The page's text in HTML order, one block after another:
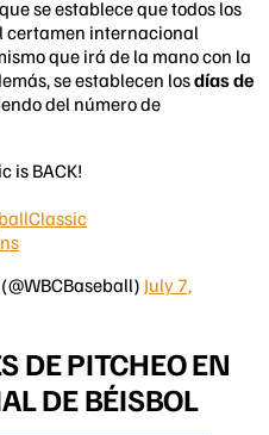
se establece que todos los
certamen internacional
que irá de la mano con la
se establecen losdías de
del número de
is BACK!
July 7,
DE PITCHEO EN
DE BÉISBOL